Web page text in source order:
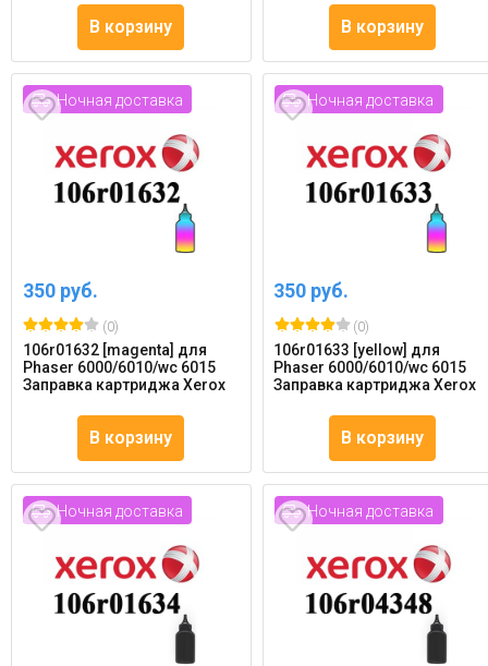
В корзину В корзину
Ночная доставка
350 руб.
(0)
106r01632 [magenta] для
Phaser 6000/6010/wc 6015
Заправка картриджа Xerox
В корзину
Ночная доставка
350 руб.
(0)
106r01633 [yellow] для
Phaser 6000/6010/wc 6015
Заправка картриджа Xerox
В корзину
Ночная доставка Ночная доставка